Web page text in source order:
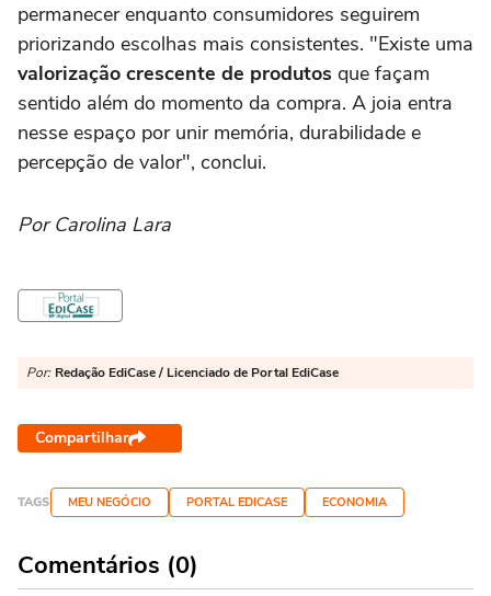
permanecer enquanto consumidores seguirem
priorizando escolhas mais consistentes. "Existe uma
valorização crescente de produtos que façam
sentido além do momento da compra. A joia entra
nesse espaço por unir memória, durabilidade e
percepção de valor", conclui.
Por Carolina Lara
Por: Redação EdiCase / Licenciado de Portal EdiCase
Compartilhar
TAGS MEU NEGÓCIO PORTAL EDICASE ECONOMIA
Comentários (0)